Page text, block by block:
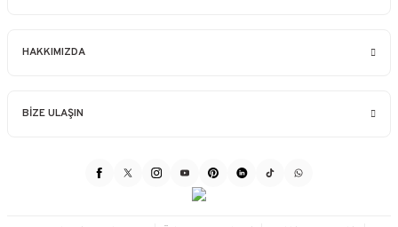
HAKKIMIZDA
BİZE ULAŞIN